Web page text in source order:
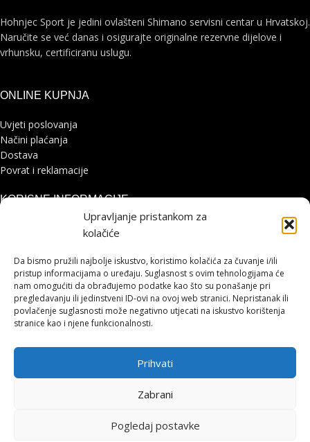
Upravljanje pristankom za
kolačiće
Da bismo pružili najbolje iskustvo, koristimo kolačića za čuvanje i/ili
pristup informacijama o uređaju. Suglasnost s ovim tehnologijama će
nam omogućiti da obrađujemo podatke kao što su ponašanje pri
pregledavanju ili jedinstveni ID-ovi na ovoj web stranici. Nepristanak ili
povlačenje suglasnosti može negativno utjecati na iskustvo korištenja
stranice kao i njene funkcionalnosti.
Prihvati
Zabrani
Pogledaj postavke
Hohnjec Sport je jedini ovlašteni Shimano servisni centar u Hrvatskoj.
Naručite se već danas i osigurajte originalne rezervne dijelove i
vrhunsku, certificiranu uslugu.
ONLINE KUPNJA
Uvjeti poslovanja
Načini plaćanja
Dostava
Povrat i reklamacije
KORISNE INFORMACIJE
Zaštita osobnih podataka
Pohvale i prigovori
Platforma za online rješavanje sporova
STRANICE
Shimano servisni centar
Kontakt
HOHNJEC SPORT 2021 IZRADALUMEN TRŽIŠNE KOMUNIKACIJE.